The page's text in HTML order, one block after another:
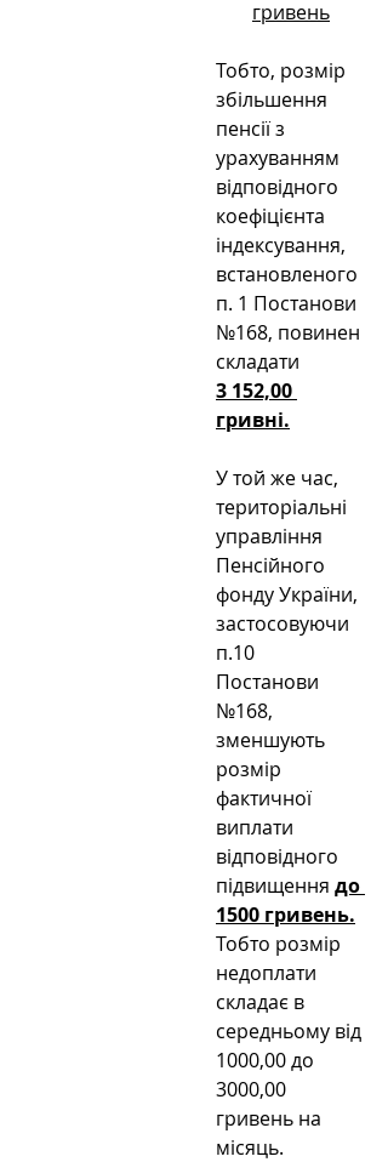
гривень
Тобто, розмір
збільшення
пенсії з
урахуванням
відповідного
коефіцієнта
індексування,
встановленого
п. 1 Постанови
№168, повинен
складати
3 152,00
гривні.
У той же час,
територіальні
управління
Пенсійного
фонду України,
застосовуючи
п.10
Постанови
№168,
зменшують
розмір
фактичної
виплати
відповідного
підвищення до
1500 гривень.
Тобто розмір
недоплати
складає в
середньому від
1000,00 до
3000,00
гривень на
місяць.